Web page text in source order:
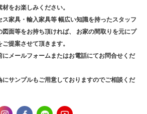
をお楽しみください。
ス家具・輸入家具等 幅広い知識を持ったスタッフ
面等をお持ち頂ければ、
お家の間取りを元にプ
提案させて頂きます。
メールフォームまたはお電話にてお問合せくだ
にサンプルもご用意しておりますのでご相談くだ